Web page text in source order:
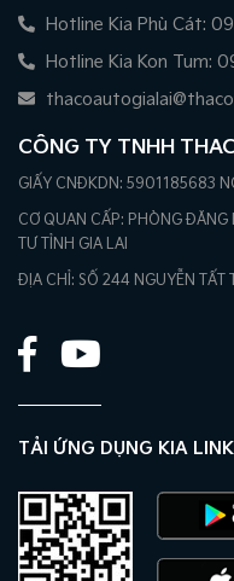
Hotline Kia Phù Cát:
Hotline Kia Kon Tum:
CÔNG TY TNHH
GIẤY CNĐKDN: 5901185683
CƠ QUAN CẤP: PHÒNG ĐĂNG
TƯ TỈNH GIA LAI
ĐỊA CHỈ: SỐ 244 NGUYỄN TẤT
TẢI ỨNG DỤNG KIA